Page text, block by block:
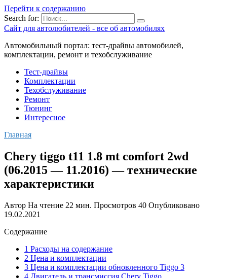
Перейти к содержанию
Search for:
Сайт для автолюбителей - все об автомобилях
Автомобильный портал: тест-драйвы автомобилей,
комплектации, ремонт и техобслуживание
Тест-драйвы
Комплектации
Техобслуживание
Ремонт
Тюнинг
Интересное
Главная
Chery tiggo t11 1.8 mt comfort 2wd
(06.2015 — 11.2016) — технические
характеристики
Автор На чтение 22 мин. Просмотров 40 Опубликовано
19.02.2021
Содержание
1 Расходы на содержание
2 Цена и комплектации
3 Цена и комплектации обновленного Tiggo 3
4 Двигатель и трансмиссия Chery Tiggo